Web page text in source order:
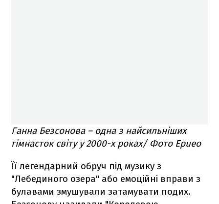
Ганна Безсонова – одна з найсильніших
гімнасток світу у 2000-х роках/ Фото Epueo
Її легендарний обруч під музику з
"Лебединого озера" або емоційні вправи з
булавами змушували затамувати подих.